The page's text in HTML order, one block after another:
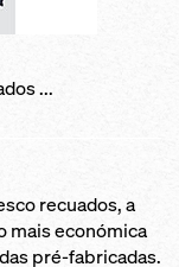
...
recuados, a
mais económica
pré-fabricadas.